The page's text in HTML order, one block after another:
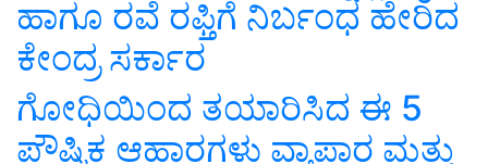
ಹಾಗೂ ರವೆ ರಫ್ತಿಗೆ ನಿರ್ಬಂಧ ಹೇರಿದ
ಕೇಂದ್ರ ಸರ್ಕಾರ
ಗೋಧಿಯಿಂದ ತಯಾರಿಸಿದ ಈ 5
ಪೌಷ್ಟಿಕ ಆಹಾರಗಳು ವ್ಯಾಪಾರ ಮತ್ತು